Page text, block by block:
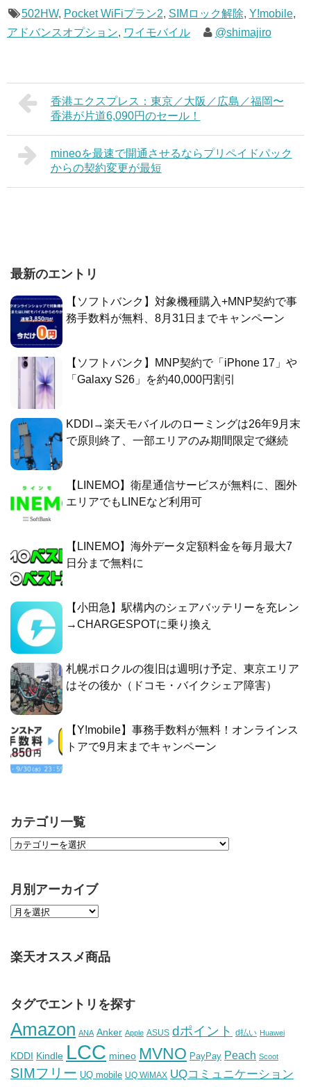
502HW, Pocket WiFiプラン2, SIMロック解除, Y!mobile,
アドバンスオプション, ワイモバイル @shimajiro
香港エクスプレス：東京／大阪／広島／福岡〜
香港が片道6,090円のセール！
mineoを最速で開通させるならプリペイドパック
からの契約変更が最短
最新のエントリ
【ソフトバンク】対象機種購入+MNP契約で事
務手数料が無料、8月31日までキャンペーン
【ソフトバンク】MNP契約で「iPhone 17」や
「Galaxy S26」を約40,000円割引
KDDI→楽天モバイルのローミングは26年9月末
で原則終了、一部エリアのみ期間限定で継続
【LINEMO】衛星通信サービスが無料に、圏外
エリアでもLINEなど利用可
【LINEMO】海外データ定額料金を毎月最大7
日分まで無料に
【小田急】駅構内のシェアバッテリーを充レン
→CHARGESPOTに乗り換え
札幌ポロクルの復旧は週明け予定、東京エリア
はその後か（ドコモ・バイクシェア障害）
【Y!mobile】事務手数料が無料！オンラインス
トアで9月末までキャンペーン
カテゴリ一覧
月別アーカイブ
楽天オススメ商品
タグでエントリを探す
Amazon ANA Anker Apple ASUS dポイント d払い Huawei
KDDI Kindle LCC mineo MVNO PayPay Peach Scoot
SIMフリー UQ mobile UQ WiMAX UQコミュニケーション